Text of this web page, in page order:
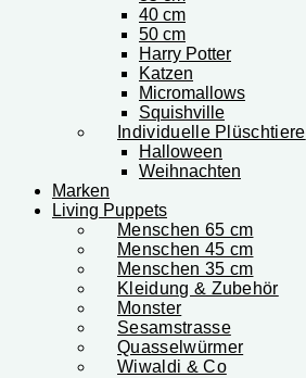
40 cm
50 cm
Harry Potter
Katzen
Micromallows
Squishville
Individuelle Plüschtiere
Halloween
Weihnachten
Marken
Living Puppets
Menschen 65 cm
Menschen 45 cm
Menschen 35 cm
Kleidung & Zubehör
Monster
Sesamstrasse
Quasselwürmer
Wiwaldi & Co